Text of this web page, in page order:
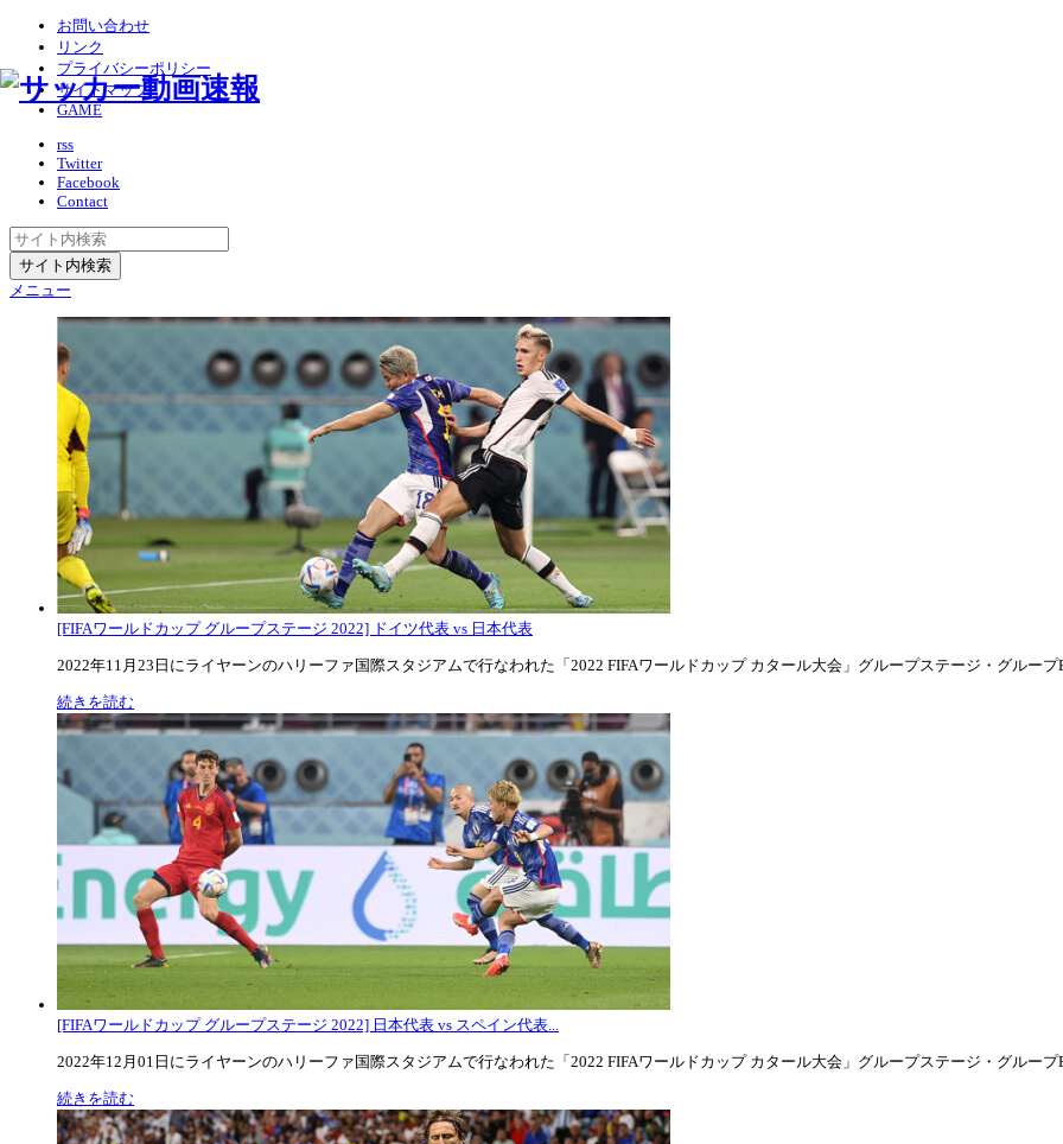
お問い合わせ
リンク
プライバシーポリシー
サイトマップ
GAME
rss
Twitter
Facebook
Contact
メニュー
[FIFAワールドカップ グループステージ 2022] ドイツ代表 vs 日本代表
2022年11月23日にライヤーンのハリーファ国際スタジアムで行なわれた「2022 FIFAワールドカップ カタール大会」グループステージ・グループ
続きを読む
[FIFAワールドカップ グループステージ 2022] 日本代表 vs スペイン代表...
2022年12月01日にライヤーンのハリーファ国際スタジアムで行なわれた「2022 FIFAワールドカップ カタール大会」グループステージ・グループ
続きを読む